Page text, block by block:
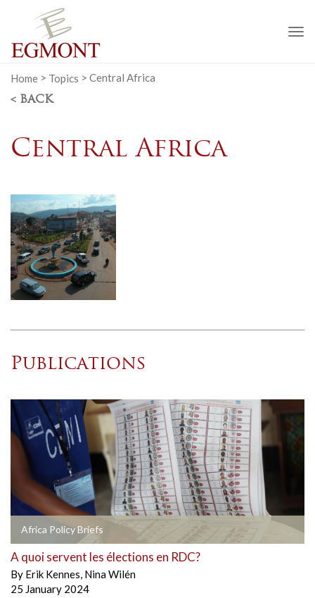
Home > Topics > Central Africa
< BACK
Central Africa
Publications
Africa Policy Briefs
A quoi servent les élections en RDC?
By Erik Kennes, Nina Wilén
25 January 2024